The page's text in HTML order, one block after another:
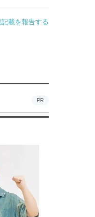
載を報告する
PR